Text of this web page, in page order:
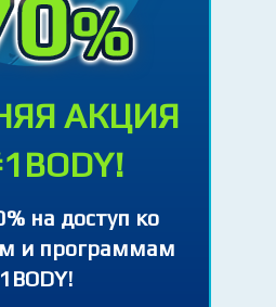
АКЦИЯ
на доступ ко
и программам